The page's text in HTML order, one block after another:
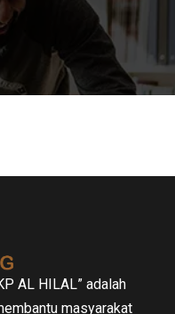
AL HILAL” adalah
masyarakat